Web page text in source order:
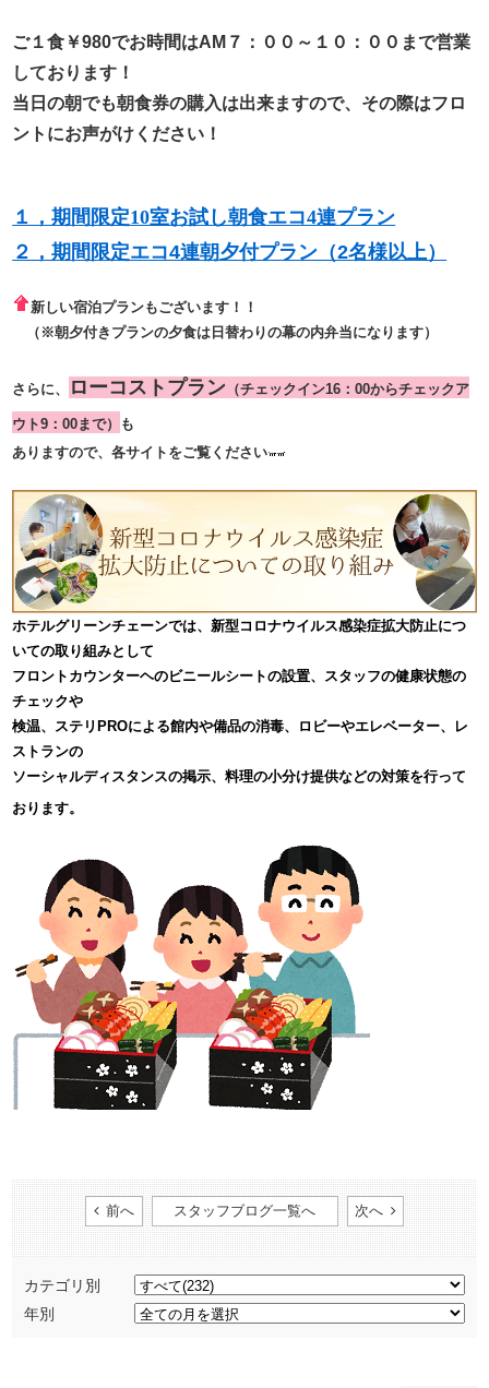
ご１食￥980でお時間はAM７：００～１０：００まで営業
しております！
当日の朝でも朝食券の購入は出来ますので、その際はフロ
ントにお声がけください！
１，期間限定10室お試し朝食エコ4連プラン
２，期間限定エコ4連朝夕付プラン（2名様以上）
新しい宿泊プランもございます！！
​ （※朝夕付きプランの夕食は日替わりの幕の内弁当になります）
さらに、 ローコストプラン ​（チェックイン16：00からチェックア
ウト9：00まで）​
も
ありますので、各サイトをご覧ください
ホテルグリーンチェーンでは、新型コロナウイルス感染症拡大防止につ
いての取り組みとして
フロントカウンターヘのビニールシートの設置、スタッフの健康状態の
チェックや
検温、ステリPROによる館内や備品の消毒、ロビーやエレベーター、レ
ストランの
ソーシャルディスタンスの掲示、料理の小分け提供などの対策を行って
おります。
前へ スタッフブログ一覧へ 次へ
カテゴリ別
年別